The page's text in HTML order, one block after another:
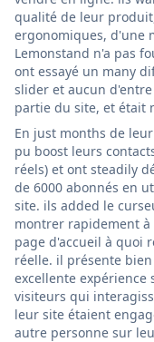
qualité de leur
ergonomiques, d'une
Lemonstand n'a pas
ont essayé un many
slider et aucun
partie du site, et était
En just months de
pu boost leurs
réels) et ont steadily
de 6000 abonnés en
site. ils added le
montrer rapidement
page d'accueil à quoi
réelle. il présente
excellente
visiteurs qui
leur site étaient
autre personne sur